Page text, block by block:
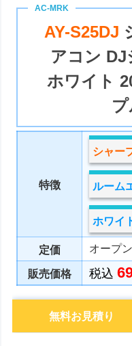
AY-S25DJ
アコン DJ
ホワイト
特徴
シャー
ルーム
ホワイ
定価 オープ
販売価格 税込
無料お見積り